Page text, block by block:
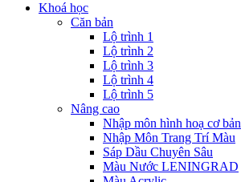
Khoá học
Căn bản
Lộ trình 1
Lộ trình 2
Lộ trình 3
Lộ trình 4
Lộ trình 5
Nâng cao
Nhập môn hình hoạ cơ bản
Nhập Môn Trang Trí Màu
Sáp Dầu Chuyên Sâu
Màu Nước LENINGRAD